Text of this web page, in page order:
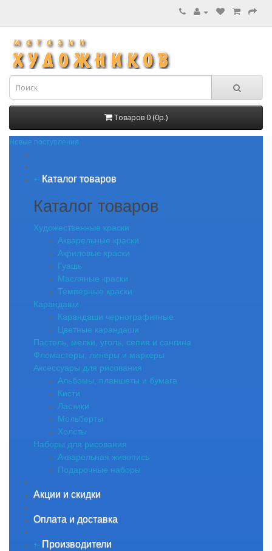
Товаров 0 (0р.)
Новые поступления
+- Каталог товаров
Каталог товаров
Художественные краски
Акварельные краски
Акриловые краски
Гуашь
Масляные краски
Темперные краски
Карандаши
Карандаши чернографитные
Цветные карандаши
Пастель, мелки, уголь, сепия и сангина
Фломастеры, линеры и маркеры
Аксессуары для рисования
Альбомы, планшеты и бумага
Кисти
Ластики
Мольберты
Холсты
Наборы для рисования
Акварельная живопись
Подарочные наборы
Акции и скидки
Оплата и доставка
+- Производители